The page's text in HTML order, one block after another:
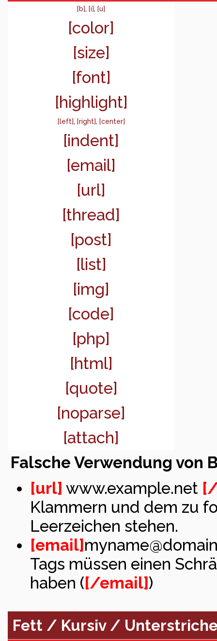
[b], [i], [u]
[color]
[size]
[font]
[highlight]
[left], [right], [center]
[indent]
[email]
[url]
[thread]
[post]
[list]
[img]
[code]
[php]
[html]
[quote]
[noparse]
[attach]
Falsche Verwendung von
[url] www.example.net
Klammern und dem zu
Leerzeichen stehen.
[email]
Tags müssen einen
haben ([/email])
Fett / Kursiv /